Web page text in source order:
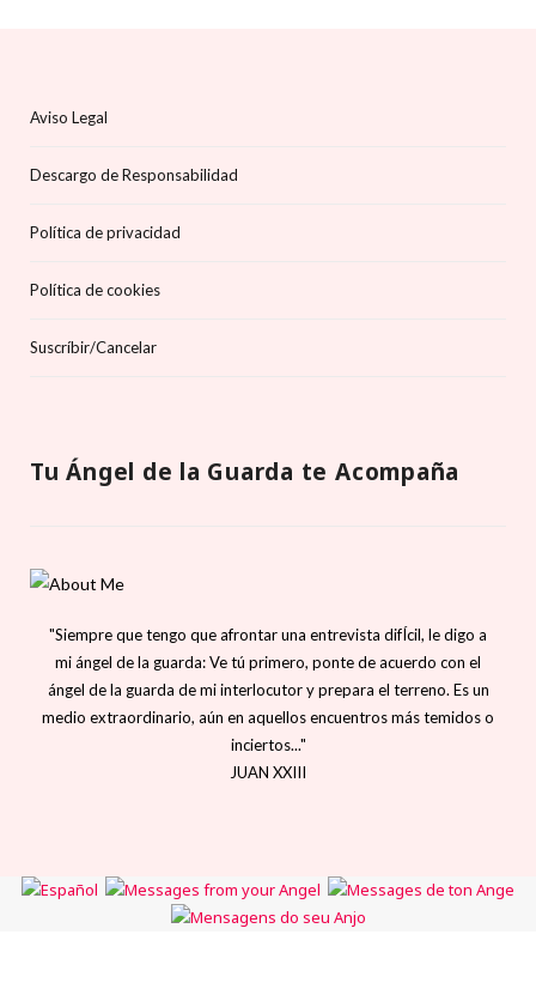
Aviso Legal
Descargo de Responsabilidad
Política de privacidad
Política de cookies
Suscríbir/Cancelar
Tu Ángel de la Guarda te Acompaña
"Siempre que tengo que afrontar una entrevista difÍcil, le digo a
mi ángel de la guarda: Ve tú primero, ponte de acuerdo con el
ángel de la guarda de mi interlocutor y prepara el terreno. Es un
medio extraordinario, aún en aquellos encuentros más temidos o
inciertos..."
JUAN XXIII